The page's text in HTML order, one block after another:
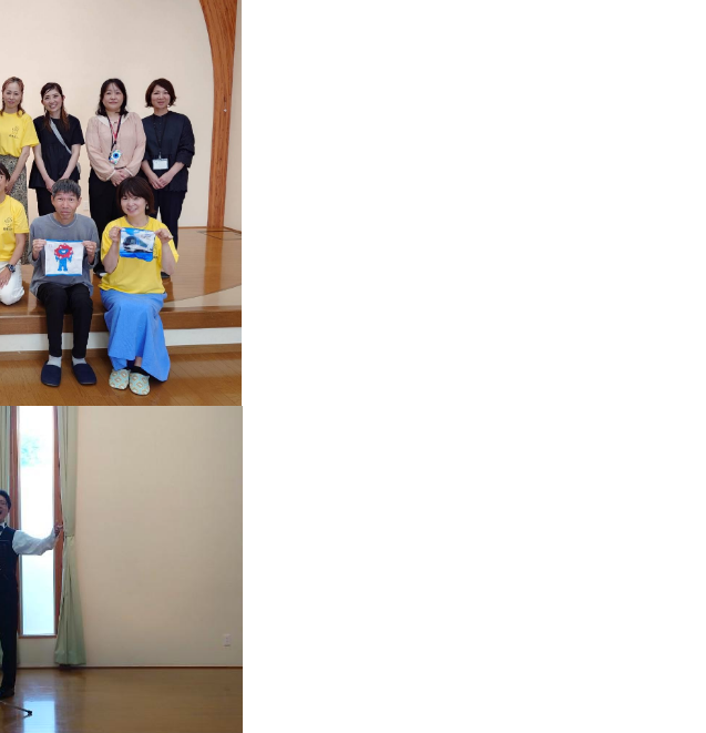
自然環境教育センター
理数教育研究センター
特別支援教育研究センター
Nara ISC/ 国際戦略センター
こどもの学びと育ちセンター(C-CHILD)
保健センター
お問い合わせ窓口一覧
キャンパスマップ
サイトポリシー
サイトマップ
交通アクセス
同窓会